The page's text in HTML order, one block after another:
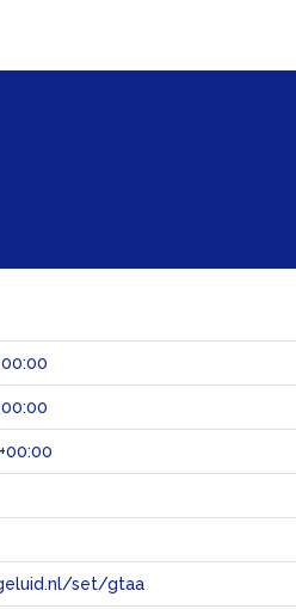
set/gtaa